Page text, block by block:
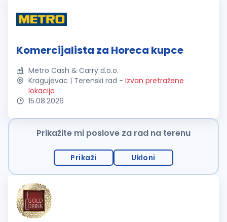
Komercijalista za Horeca kupce
Metro Cash & Carry d.o.o.
Kragujevac | Terenski rad - Izvan pretražene
lokacije
15.08.2026
Prikažite mi poslove za rad na terenu
Prikaži Ukloni